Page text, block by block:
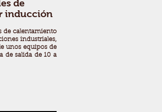
de
inducción
de calentamiento
industriales,
unos equipos de
de salida de 10 a